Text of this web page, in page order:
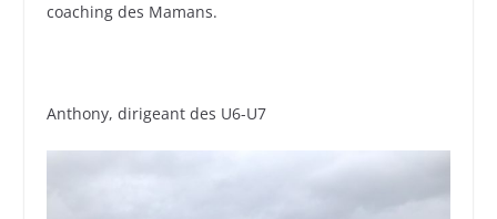
coaching des Mamans.
Anthony, dirigeant des U6-U7